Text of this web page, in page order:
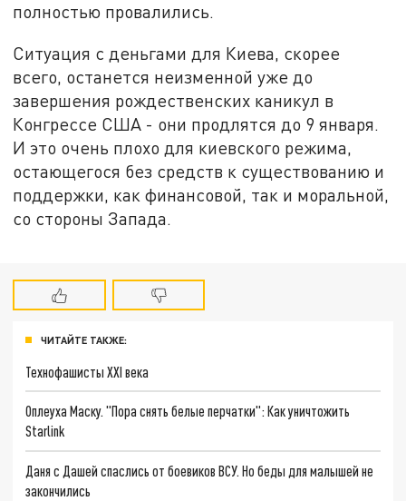
полностью провалились.
Ситуация с деньгами для Киева, скорее
всего, останется неизменной уже до
завершения рождественских каникул в
Конгрессе США - они продлятся до 9 января.
И это очень плохо для киевского режима,
остающегося без средств к существованию и
поддержки, как финансовой, так и моральной,
со стороны Запада.
ЧИТАЙТЕ ТАКЖЕ:
Технофашисты XXI века
Оплеуха Маску. "Пора снять белые перчатки": Как уничтожить
Starlink
Даня с Дашей спаслись от боевиков ВСУ. Но беды для малышей не
закончились